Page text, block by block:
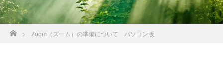
ホーム
Zoom（ズーム）の準備について パソコン版